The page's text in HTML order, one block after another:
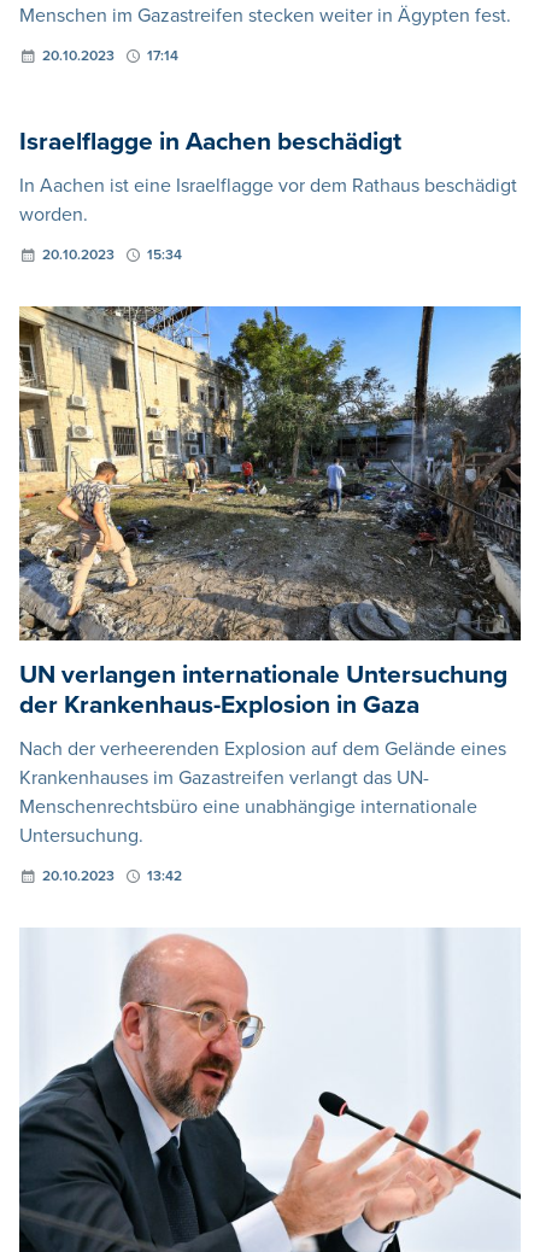
Menschen im Gazastreifen stecken weiter in Ägypten fest.
20.10.2023 17:14
Israelflagge in Aachen beschädigt
In Aachen ist eine Israelflagge vor dem Rathaus beschädigt
worden.
20.10.2023 15:34
UN verlangen internationale Untersuchung
der Krankenhaus-Explosion in Gaza
Nach der verheerenden Explosion auf dem Gelände eines
Krankenhauses im Gazastreifen verlangt das UN-
Menschenrechtsbüro eine unabhängige internationale
Untersuchung.
20.10.2023 13:42